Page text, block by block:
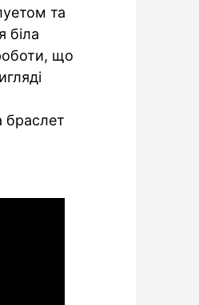
та
біла
що
браслет